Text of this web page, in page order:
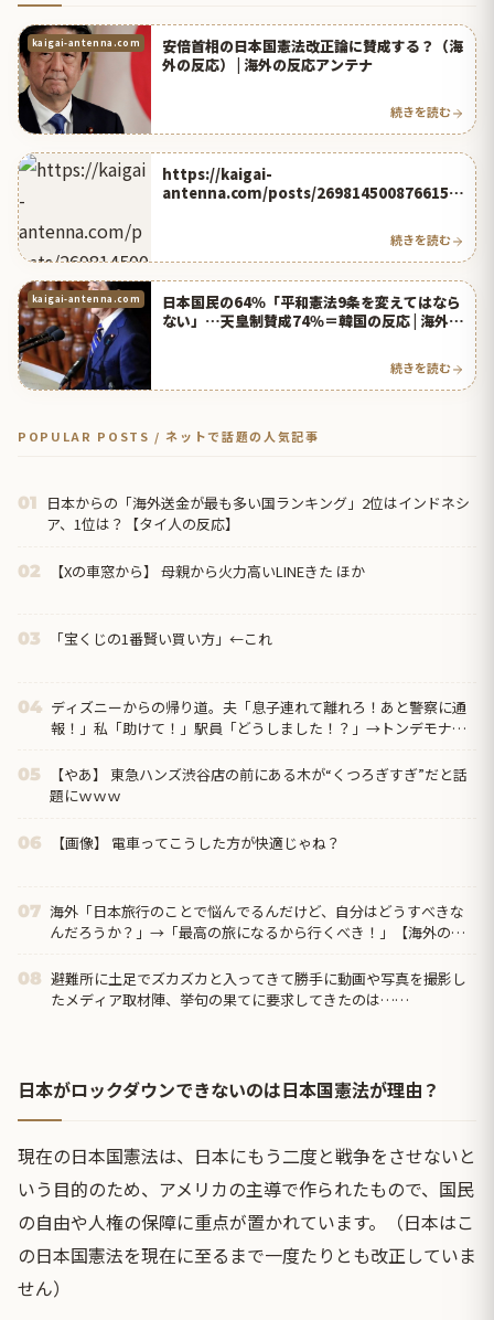
kaigai-antenna.com
安倍首相の日本国憲法改正論に賛成する？（海
外の反応） | 海外の反応アンテナ
続きを読む
https://kaigai-
antenna.com/posts/2698145008766156
続きを読む
kaigai-antenna.com
日本国民の64％「平和憲法9条を変えてはなら
ない」…天皇制賛成74％＝韓国の反応 | 海外の
続きを読む
POPULAR POSTS / ネットで話題の人気記事
01
日本からの「海外送金が最も多い国ランキング」2位はインドネシ
ア、1位は？【タイ人の反応】
02 【Xの車窓から】 母親から火力高いLINEきた ほか
03 「宝くじの1番賢い買い方」←これ
04 ディズニーからの帰り道。夫「息子連れて離れろ！あと警察に通
報！」私「助けて！」駅員「どうしました！？」→トンデモナイ
05
【やあ】 東急ハンズ渋谷店の前にある木が“くつろぎすぎ”だと話
題にｗｗｗ
06 【画像】 電車ってこうした方が快適じゃね？
07 海外「日本旅行のことで悩んでるんだけど、自分はどうすべきな
んだろうか？」→「最高の旅になるから行くべき！」【海外の反
08 避難所に土足でズカズカと入ってきて勝手に動画や写真を撮影し
たメディア取材陣、挙句の果てに要求してきたのは……
日本がロックダウンできないのは日本国憲法が理由？
現在の日本国憲法は、日本にもう二度と戦争をさせないと
いう目的のため、アメリカの主導で作られたもので、国民
の自由や人権の保障に重点が置かれています。（日本はこ
の日本国憲法を現在に至るまで一度たりとも改正していま
せん）